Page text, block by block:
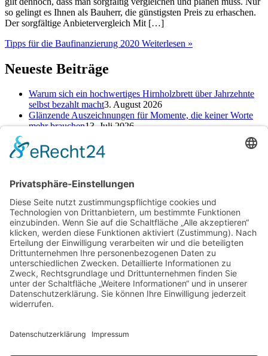
so gelingt es Ihnen als Bauherr, die günstigsten Preis zu erhaschen.
Der sorgfältige Anbietervergleich Mit […]
Tipps für die Baufinanzierung 2020 Weiterlesen »
Neueste Beiträge
Warum sich ein hochwertiges Hirnholzbrett über Jahrzehnte
selbst bezahlt macht3. August 2026
Glänzende Auszeichnungen für Momente, die keiner Worte
mehr brauchen13. Juli 2026
starten25. Juni 2026
Kategorien
Schlagwörter
Baufinanzierung Beratung Beruf cbd online kaufen Einsparungen Erfahrung
Finanzen Hautpflege Kamin Kinder Konto Kredit Motivation Ofen Pool
Reinigungsdienst
Reise Renovierung Rückgabe Selbst machen Selbstständigkeit
Sparen Sparen im Alltag Sparfuchs Sparkonto Tagesgeld Taschengeld Umtausch
Unterstützung Upcycling
Archiv